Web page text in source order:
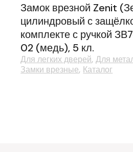
Замок врезной Zenit
цилиндровый с
комплекте с ручкой
02 (медь), 5 кл.
Для легких дверей Для
Замки врезные Каталог